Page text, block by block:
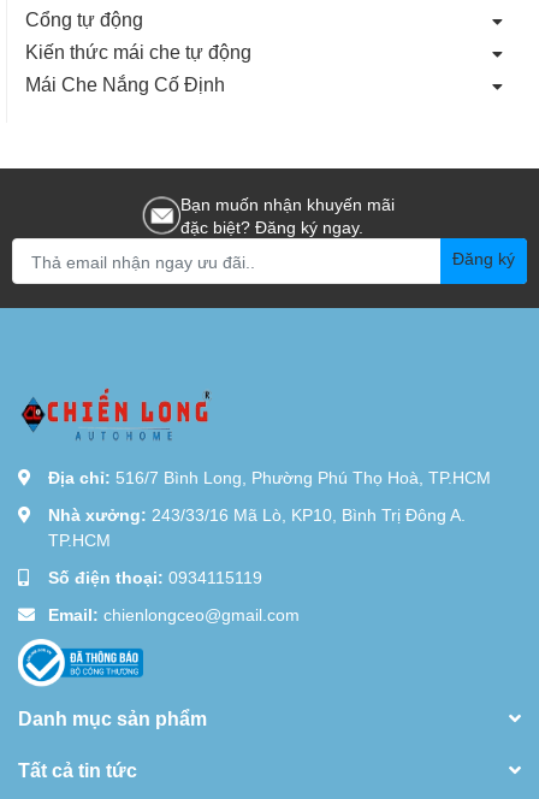
Cổng tự động
Kiến thức mái che tự động
Mái Che Nắng Cố Định
Bạn muốn nhận khuyến mãi
đặc biệt? Đăng ký ngay.
Đăng ký
Địa chỉ: 516/7 Bình Long, Phường Phú Thọ Hoà, TP.HCM
Nhà xưởng: 243/33/16 Mã Lò, KP10, Bình Trị Đông A.
TP.HCM
Số điện thoại: 0934115119
Email: chienlongceo@gmail.com
Danh mục sản phẩm
Tất cả tin tức